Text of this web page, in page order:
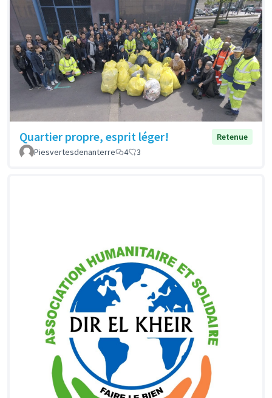
Quartier propre, esprit léger!
Retenue
Piesvertesdenanterre
4 3